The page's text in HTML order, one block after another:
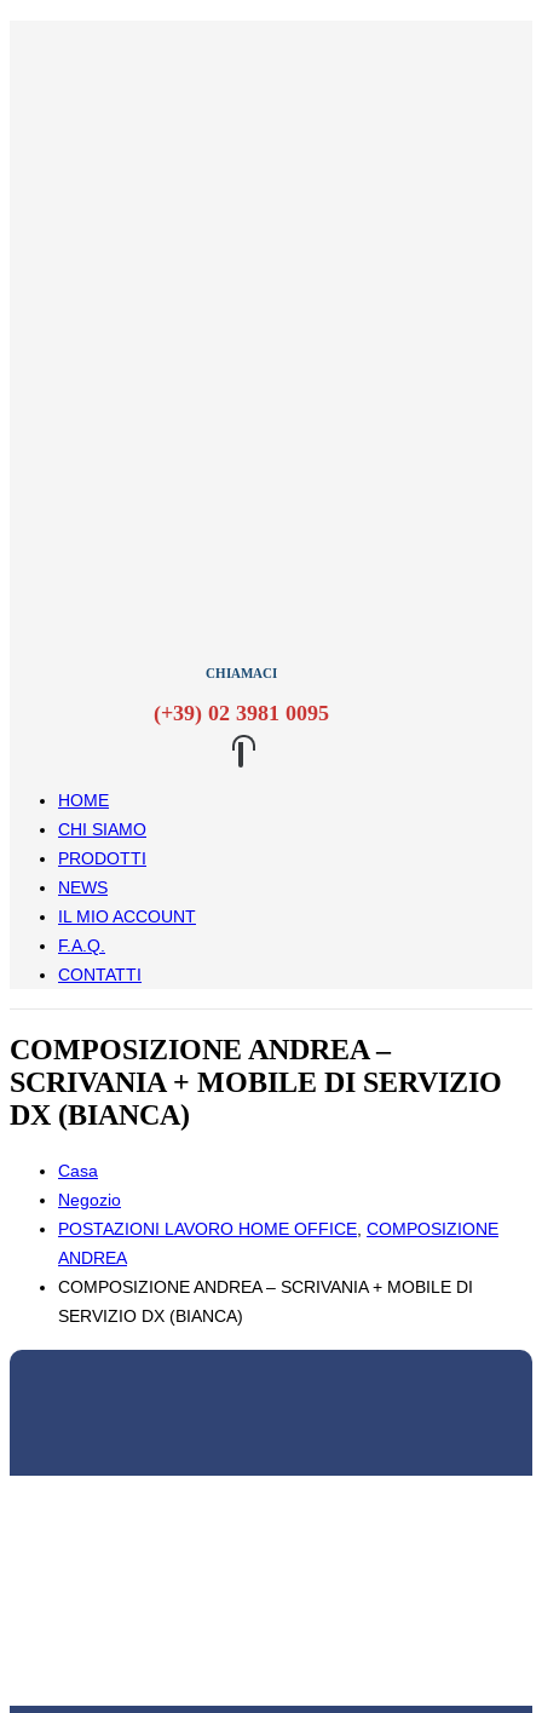
CHIAMACI
(+39) 02 3981 0095
HOME
CHI SIAMO
PRODOTTI
NEWS
IL MIO ACCOUNT
F.A.Q.
CONTATTI
COMPOSIZIONE ANDREA –
SCRIVANIA + MOBILE DI SERVIZIO
DX (BIANCA)
Casa
Negozio
POSTAZIONI LAVORO HOME OFFICE COMPOSIZIONE
ANDREA
COMPOSIZIONE ANDREA – SCRIVANIA + MOBILE DI
SERVIZIO DX (BIANCA)